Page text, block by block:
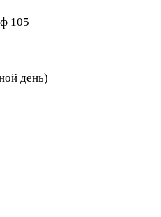
105
день)